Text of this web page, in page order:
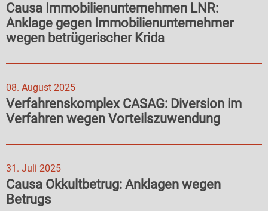
Causa Immobilienunternehmen LNR:
Anklage gegen Immobilienunternehmer
wegen betrügerischer Krida
08. August 2025
Verfahrenskomplex CASAG: Diversion im
Verfahren wegen Vorteilszuwendung
31. Juli 2025
Causa Okkultbetrug: Anklagen wegen
Betrugs